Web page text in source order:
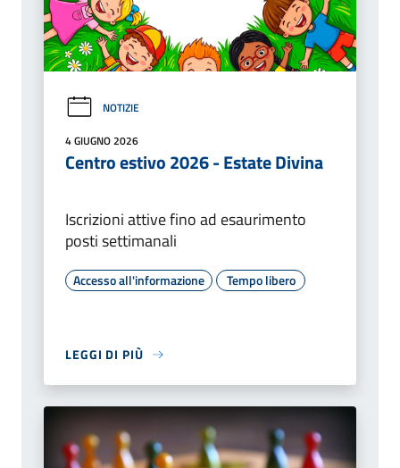
NOTIZIE
4 GIUGNO 2026
Centro estivo 2026 - Estate Divina
Iscrizioni attive fino ad esaurimento
posti settimanali
Accesso all'informazione Tempo libero
LEGGI DI PIÙ